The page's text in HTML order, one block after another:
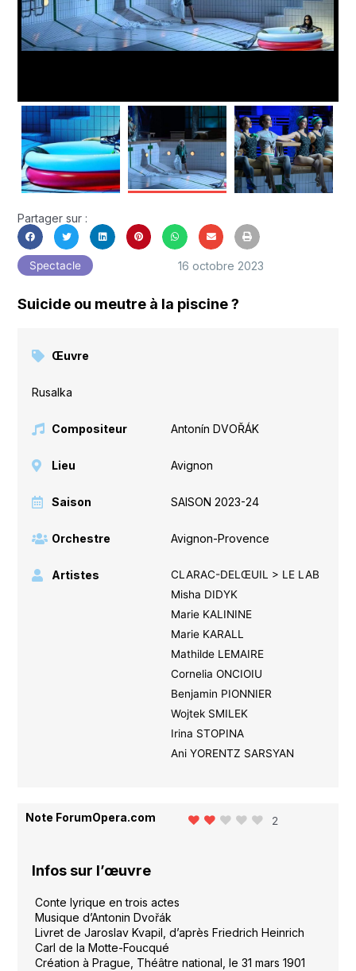
Partager sur :
Spectacle 16 octobre 2023
Suicide ou meutre à la piscine ?
Œuvre
Rusalka
Compositeur Antonín DVOŘÁK
Lieu Avignon
Saison SAISON 2023-24
Orchestre Avignon-Provence
Artistes
CLARAC-DELŒUIL > LE LAB
Misha DIDYK
Marie KALININE
Marie KARALL
Mathilde LEMAIRE
Cornelia ONCIOIU
Benjamin PIONNIER
Wojtek SMILEK
Irina STOPINA
Ani YORENTZ SARSYAN
Note ForumOpera.com 2
Infos sur l’œuvre
Conte lyrique en trois actes
Musique d’Antonin Dvořák
Livret de Jaroslav Kvapil, d’après Friedrich Heinrich
Carl de la Motte-Foucqué
Création à Prague, Théâtre national, le 31 mars 1901